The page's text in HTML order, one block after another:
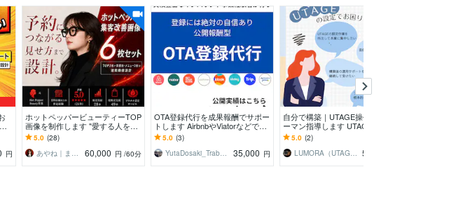
円
ホットペッパービューティーTOP
画像を制作します "愛する人を必
ず勝たせる" — 豊富なスキルで成
果にこだる。
5.0 (28)
あやね｜まけるもんか
60,000 円 /60分
OTA登録代行を成果報酬でサポー
トします AirbnbやViatorなどで多
数審査クリア実績あり
5.0 (3)
YutaDosaki_Trabudget
35,000 円
自分で構築｜UTAGE操作マンツ
ーマン指導します UTAGE初心者
でも安心の伴走サポート
5.0 (2)
LUMORA（UTAGE構築の専門家） 50,000